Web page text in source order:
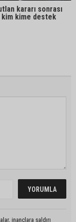
kararı sonrası
kim kime destek
inançlara saldırı